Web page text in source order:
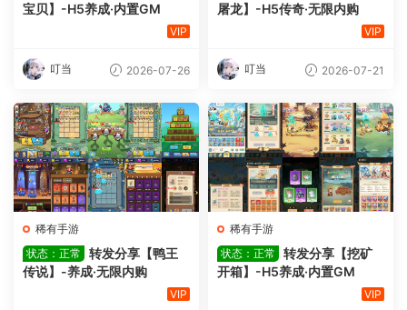
宝贝】-H5养成·内置GM
VIP
叮当 2026-07-26
屠龙】-H5传奇·无限内购
VIP
叮当 2026-07-21
稀有手游
状态：正常
转发分享【鸭王
传说】-养成·无限内购
VIP
稀有手游
状态：正常
转发分享【挖矿
开箱】-H5养成·内置GM
VIP